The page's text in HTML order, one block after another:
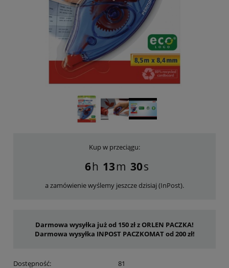
Kup w przeciągu:
6 13 30
a zamówienie wyślemy jeszcze dzisiaj (InPost).
Darmowa wysyłka już od 150 zł z ORLEN PACZKA!
Darmowa wysyłka INPOST PACZKOMAT od 200 zł!
Dostępność:
81